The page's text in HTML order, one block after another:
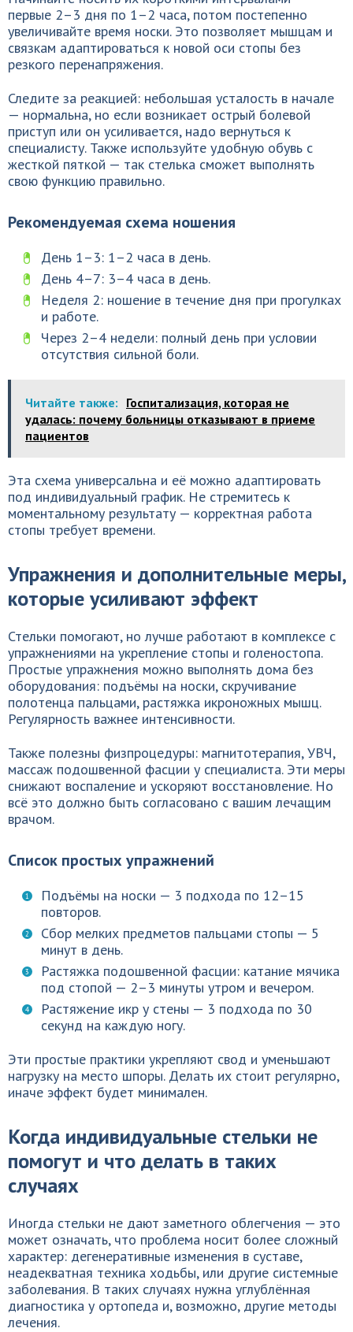
первые 2–3 дня по 1–2 часа, потом постепенно
увеличивайте время носки. Это позволяет мышцам и
связкам адаптироваться к новой оси стопы без
резкого перенапряжения.
Следите за реакцией: небольшая усталость в начале
— нормальна, но если возникает острый болевой
приступ или он усиливается, надо вернуться к
специалисту. Также используйте удобную обувь с
жесткой пяткой — так стелька сможет выполнять
свою функцию правильно.
Рекомендуемая схема ношения
День 1–3: 1–2 часа в день.
День 4–7: 3–4 часа в день.
Неделя 2: ношение в течение дня при прогулках
и работе.
Через 2–4 недели: полный день при условии
отсутствия сильной боли.
Читайте также: Госпитализация, которая не
удалась: почему больницы отказывают в приеме
пациентов
Эта схема универсальна и её можно адаптировать
под индивидуальный график. Не стремитесь к
моментальному результату — корректная работа
стопы требует времени.
Упражнения и дополнительные меры,
которые усиливают эффект
Стельки помогают, но лучше работают в комплексе с
упражнениями на укрепление стопы и голеностопа.
Простые упражнения можно выполнять дома без
оборудования: подъёмы на носки, скручивание
полотенца пальцами, растяжка икроножных мышц.
Регулярность важнее интенсивности.
Также полезны физпроцедуры: магнитотерапия, УВЧ,
массаж подошвенной фасции у специалиста. Эти меры
снижают воспаление и ускоряют восстановление. Но
всё это должно быть согласовано с вашим лечащим
врачом.
Список простых упражнений
Подъёмы на носки — 3 подхода по 12–15
повторов.
Сбор мелких предметов пальцами стопы — 5
минут в день.
Растяжка подошвенной фасции: катание мячика
под стопой — 2–3 минуты утром и вечером.
Растяжение икр у стены — 3 подхода по 30
секунд на каждую ногу.
Эти простые практики укрепляют свод и уменьшают
нагрузку на место шпоры. Делать их стоит регулярно,
иначе эффект будет минимален.
Когда индивидуальные стельки не
помогут и что делать в таких
случаях
Иногда стельки не дают заметного облегчения — это
может означать, что проблема носит более сложный
характер: дегенеративные изменения в суставе,
неадекватная техника ходьбы, или другие системные
заболевания. В таких случаях нужна углублённая
диагностика у ортопеда и, возможно, другие методы
лечения.